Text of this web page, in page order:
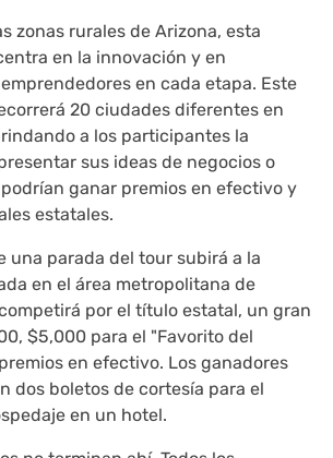
zonas rurales de Arizona, esta
en la innovación y en
en cada etapa. Este
20 ciudades diferentes en
a los participantes la
sus ideas de negocios o
ganar premios en efectivo y
estatales.
una parada del tour subirá a la
en el área metropolitana de
por el título estatal, un gran
$5,000 para el "Favorito del
en efectivo. Los ganadores
dos boletos de cortesía para el
en un hotel.